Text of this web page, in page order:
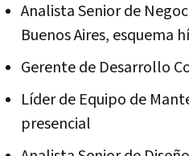
Analista Senior de
Buenos Aires, esquema
Gerente de Desarrollo
Líder de Equipo de
presencial